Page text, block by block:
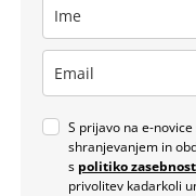
S prijavo na e-
shranjevanjem in
s politiko
privolitev kadarkoli